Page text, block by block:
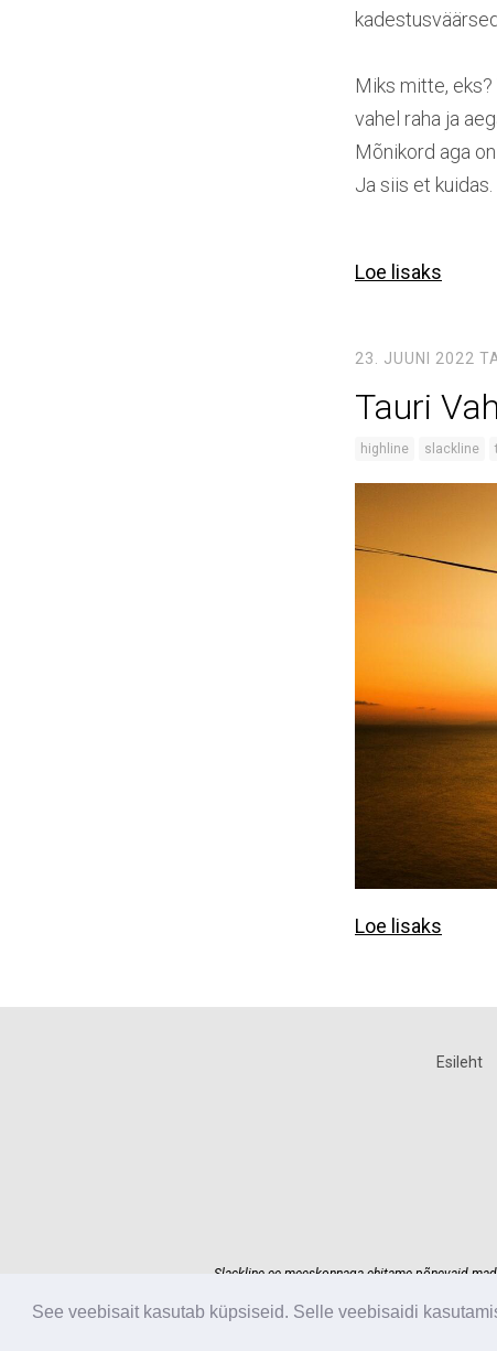
See veebisait kasutab küpsiseid. Selle veebisaidi
Miks mitte,
vahel raha ja
Mõnikord aga
Ja siis et kuidas.
Loe lisaks
23. JUUNI 2022
Tauri
highline slackline
Loe lisaks
Esileht
Slackline.ee meeskonnaga ehitame põnevaid